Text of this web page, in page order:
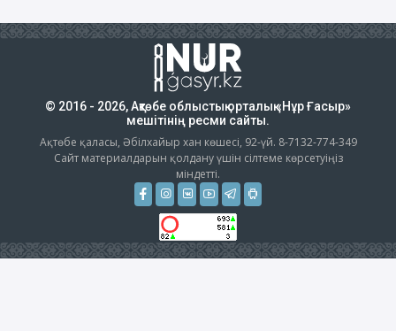
© 2016 - 2026, Ақтөбе облыстық орталық «Нұр Ғасыр»
мешітінің ресми сайты.
Ақтөбе қаласы, Әбілхайыр хан көшесі, 92-үй. 8-7132-774-349
Сайт материалдарын қолдану үшін сілтеме көрсетуіңіз
міндетті.